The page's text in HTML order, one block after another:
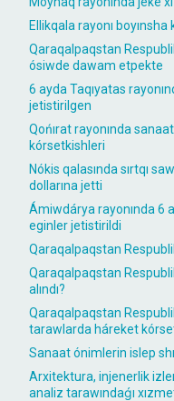
Ellikqala rayonı
Qaraqalpaqstan
ósiwde dawam etpekte
6 ayda Taqıyatas
jetistirilgen
Qońırat rayonında
kórsetkishleri
Nókis qalasında sırtqı
dollarına jetti
Ámiwdárya rayonında 6
eginler jetistirildi
Qaraqalpaqstan
Qaraqalpaqstan
alındı?
Qaraqalpaqstan
tarawlarda háreket
Sanaat ónimlerin islep
Arxitektura, injenerlik
analiz tarawındaǵı